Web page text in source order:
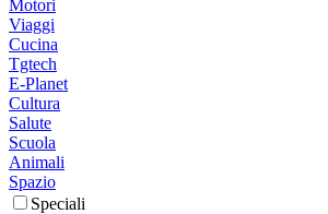
Motori
Viaggi
Cucina
Tgtech
E-Planet
Cultura
Salute
Scuola
Animali
Spazio
Speciali